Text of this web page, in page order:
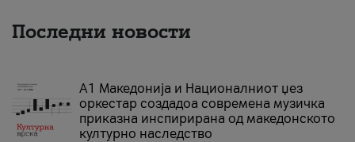
Последни новости
А1 Македонија и Националниот џез
оркестар создадоа современа музичка
приказна инспирирана од македонското
културно наследство